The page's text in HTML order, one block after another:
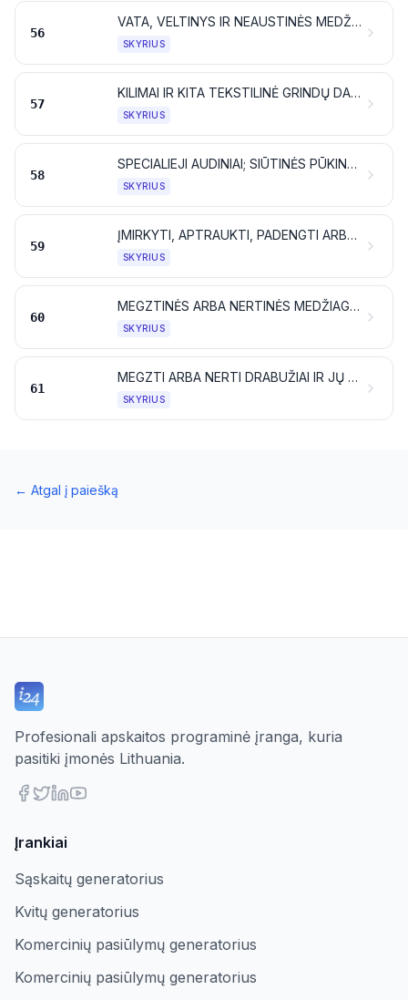
56
VATA, VELTINYS IR NEAUSTINĖS MEDŽIAGOS; SPECIALIEJI SIŪLAI; VIRVĖS, VIRVELĖS, LYNAI IR TROSAI BEI JŲ DIRBINIAI
SKYRIUS
57
KILIMAI IR KITA TEKSTILINĖ GRINDŲ DANGA
SKYRIUS
58
SPECIALIEJI AUDINIAI; SIŪTINĖS PŪKINĖS TEKSTILĖS MEDŽIAGOS; NĖRINIAI; GOBELENAI; APSIUVAI; SIUVINĖJIMAI
SKYRIUS
59
ĮMIRKYTI, APTRAUKTI, PADENGTI ARBA LAMINUOTI TEKSTILĖS AUDEKLAI; TEKSTILĖS DIRBINIAI, TINKAMI NAUDOTI PRAMONĖJE
SKYRIUS
60
MEGZTINĖS ARBA NERTINĖS MEDŽIAGOS
SKYRIUS
61
MEGZTI ARBA NERTI DRABUŽIAI IR JŲ PRIEDAI
SKYRIUS
← Atgal į paiešką
Profesionali apskaitos programinė įranga, kuria
pasitiki įmonės Lithuania.
Įrankiai
Sąskaitų generatorius
Kvitų generatorius
Komercinių pasiūlymų generatorius
Komercinių pasiūlymų generatorius